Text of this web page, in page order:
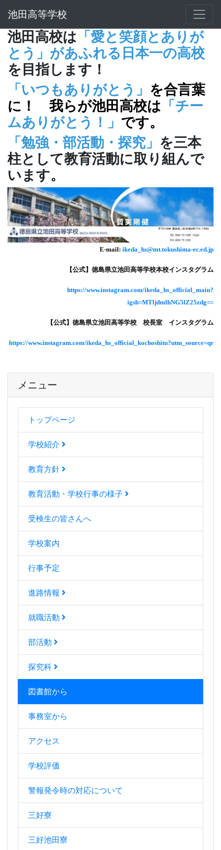
池田高等学校
池田高校は 「愛と笑顔とありが
とう」があふれる日本一の高校
を目指します！
「いつもありがとう」 を合言葉
に！ 我らが池田高校は 「チー
ムありがとう！」 です。
「勉強・部活動・探究」 を三本
柱として教育活動に取り組んで
います。
E-mail: ikeda_hs@mt.tokushima-ec.ed.jp
【公式】徳島県立池田高等学校本校インスタグラム
https://www.instagram.com/ikeda_hs_official_main?
igsh=MTljdmlhNG5lZ25zdg==
【公式】徳島県立池田高等学校 校長室 インスタグラム
https://www.instagram.com/ikeda_hs_official_kochoshitu?utm_source=qr
メニュー
トップページ
学校紹介
教育方針
教育活動・学校行事の様子
受検生の皆さんへ
学校案内
行事予定
進路情報
就職活動
部活動
探究科
図書館から
事務室から
アクセス
学校評価
警報発令時の対応について
三好寮
三好池田寮